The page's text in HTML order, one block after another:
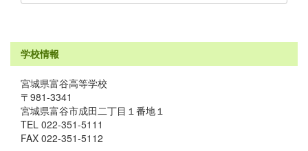
学校情報
宮城県富谷高等学校
〒981-3341
宮城県富谷市成田二丁目１番地１
TEL 022-351-5111
FAX 022-351-5112